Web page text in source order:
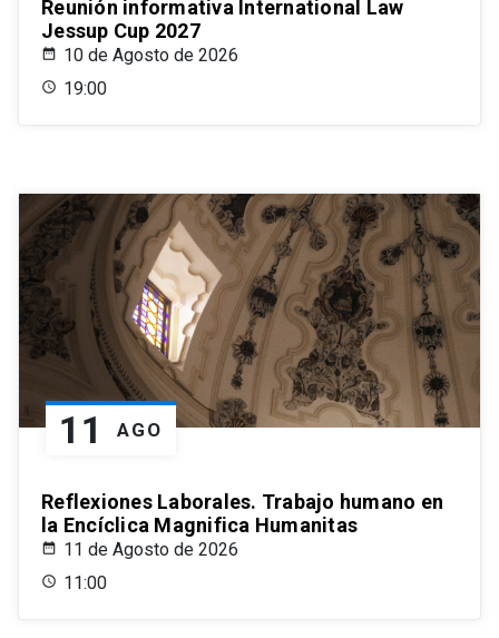
Reunión informativa International Law
Jessup Cup 2027
10 de Agosto de 2026
19:00
11 AGO
Reflexiones Laborales. Trabajo humano en
la Encíclica Magnifica Humanitas
11 de Agosto de 2026
11:00